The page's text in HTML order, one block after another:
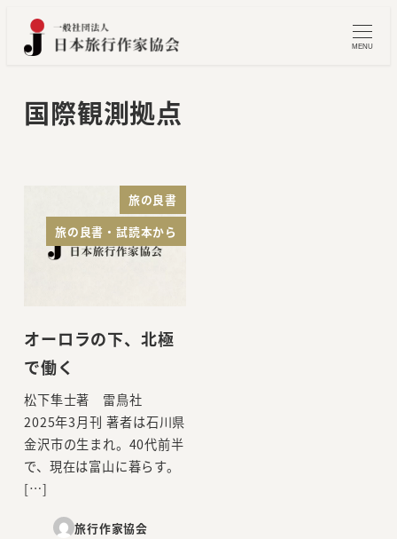
MENU
国際観測拠点
旅の良書
旅の良書・試読本から
オーロラの下、北極
で働く
松下隼士著 雷鳥社
2025年3月刊 著者は石川県
金沢市の生まれ。40代前半
で、現在は富山に暮らす。
[…]
旅行作家協会